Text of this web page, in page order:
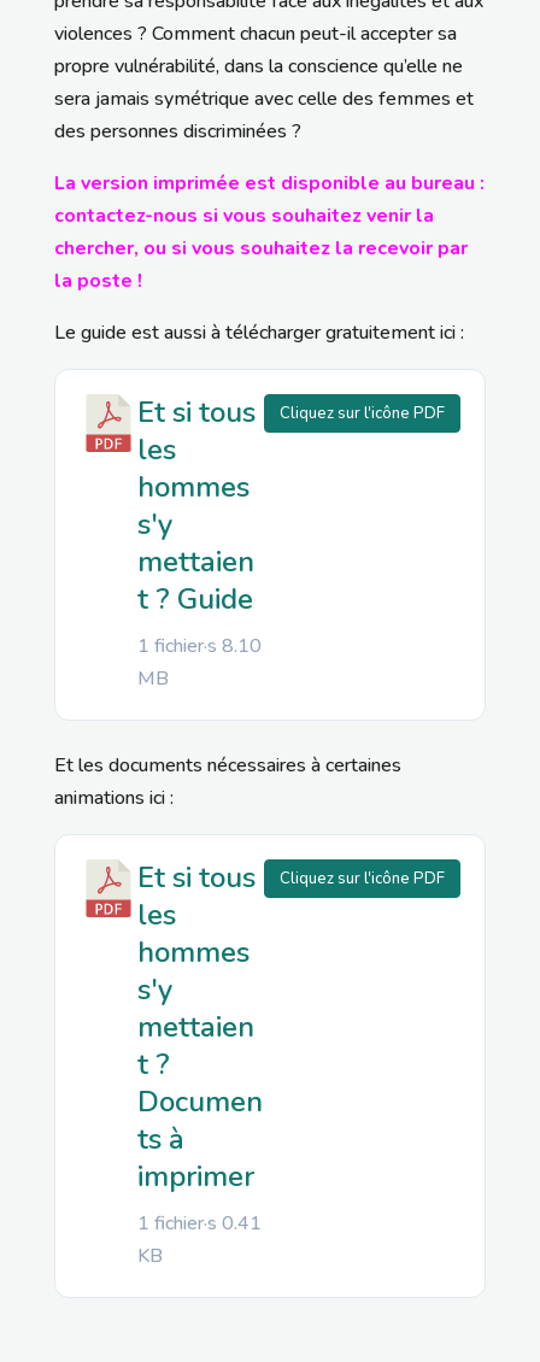
violences ? Comment chacun peut-il accepter sa
propre vulnérabilité, dans la conscience qu’elle ne
sera jamais symétrique avec celle des femmes et
des personnes discriminées ?
La version imprimée est disponible au bureau :
contactez-nous si vous souhaitez venir la
chercher, ou si vous souhaitez la recevoir par
la poste !
Le guide est aussi à télécharger gratuitement ici :
Et si tous
les
hommes
s'y
mettaien
t ? Guide
1 fichier·s 8.10
MB
Cliquez sur l'icône PDF
Et les documents nécessaires à certaines
animations ici :
Et si tous
les
hommes
s'y
mettaien
t ?
Documen
ts à
imprimer
1 fichier·s 0.41
KB
Cliquez sur l'icône PDF